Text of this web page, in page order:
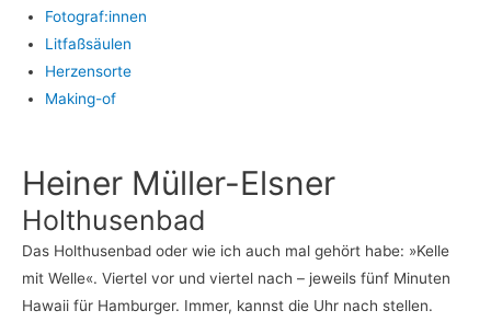
Fotograf:innen
Lit­faß­säu­len
Her­zens­or­te
Making-of
Hei­ner Müller-Elsner
Hol­thu­sen­bad
Das Hol­thu­sen­bad oder wie ich auch mal gehört habe: »Kel­le
mit Wel­le«. Vier­tel vor und vier­tel nach – jeweils fünf Minu­ten
Hawaii für Ham­bur­ger. Immer, kannst die Uhr nach stel­len.